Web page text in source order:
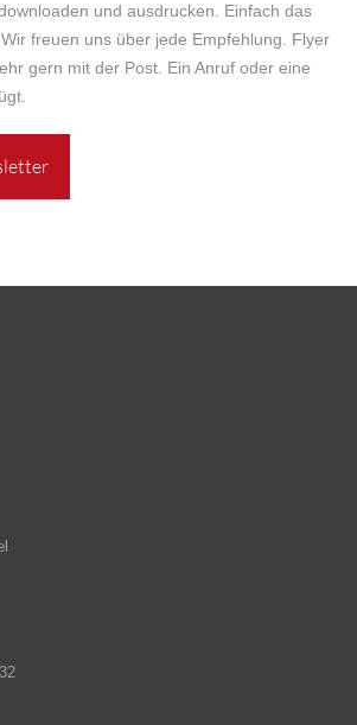
und ausdrucken. Einfach das
freuen uns über jede Empfehlung. Flyer
gern mit der Post. Ein Anruf oder eine